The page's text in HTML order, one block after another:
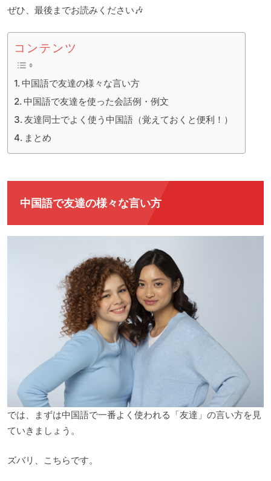
ぜひ、最後までお読みください🎶
コンテンツ
中国語で友達の様々な言い方
中国語で友達を使った会話例・例文
友達同士でよく使う中国語（覚えておくと便利！）
まとめ
中国語で友達の様々な言い方
では、まずは中国語で一番よく使われる「友達」の言い方を見
ていきましょう。
ズバリ、こちらです。